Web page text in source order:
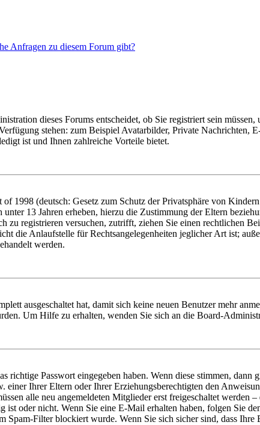
Anfragen zu diesem Forum gibt?
dieses Forums entscheidet, ob Sie registriert sein
stehen: zum Beispiel Avatarbilder, Private Nachrichten,
ist und Ihnen zahlreiche Vorteile bietet.
1998 (deutsch: Gesetz zum Schutz der Privatsphäre von
13 Jahren erheben, hierzu die Zustimmung der Eltern
zu registrieren versuchen, zutrifft, ziehen Sie einen rechtlichen
die Anlaufstelle für Rechtsangelegenheiten jeglicher Art ist;
werden.
ausgeschaltet hat, damit sich keine neuen Benutzer mehr
Um Hilfe zu erhalten, wenden Sie sich an die Board-
richtige Passwort eingegeben haben. Wenn diese stimmen, dann
einer Ihrer Eltern oder Ihrer Erziehungsberechtigten den
alle neu angemeldeten Mitglieder erst freigeschaltet werden
oder nicht. Wenn Sie eine E-Mail erhalten haben, folgen Sie
Filter blockiert wurde. Wenn Sie sich sicher sind, dass